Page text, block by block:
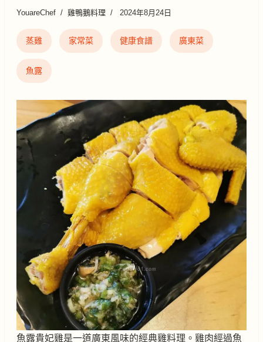
YouareChef 雞鴨鵝料理 2024年8月24日
蒸雞 家常菜 健康食譜 廣東菜
魚露
魚露貴妃雞是一道廣東風味的經典雞料理。雞肉經過魚